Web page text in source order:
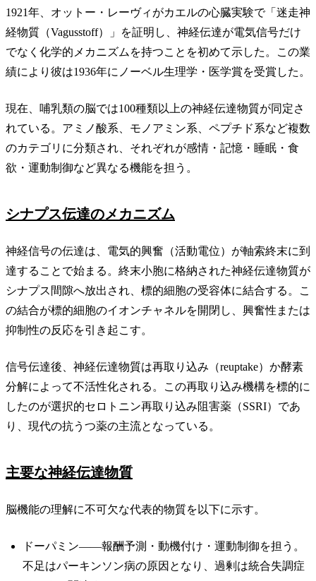
1921年、オットー・レーヴィがカエルの心臓実験で「迷走神
経物質（Vagusstoff）」を証明し、神経伝達が電気信号だけ
でなく化学的メカニズムを持つことを初めて示した。この業
績により彼は1936年にノーベル生理学・医学賞を受賞した。
現在、哺乳類の脳では100種類以上の神経伝達物質が同定さ
れている。アミノ酸系、モノアミン系、ペプチド系など複数
のカテゴリに分類され、それぞれが感情・記憶・睡眠・食
欲・運動制御など異なる機能を担う。
シナプス伝達のメカニズム
神経信号の伝達は、電気的興奮（活動電位）が軸索終末に到
達することで始まる。終末小胞に格納された神経伝達物質が
シナプス間隙へ放出され、標的細胞の受容体に結合する。こ
の結合が標的細胞のイオンチャネルを開閉し、興奮性または
抑制性の反応を引き起こす。
信号伝達後、神経伝達物質は再取り込み（reuptake）か酵素
分解によって不活性化される。この再取り込み機構を標的に
したのが選択的セロトニン再取り込み阻害薬（SSRI）であ
り、現代の抗うつ薬の主流となっている。
主要な神経伝達物質
脳機能の理解に不可欠な代表的物質を以下に示す。
ドーパミン——報酬予測・動機付け・運動制御を担う。
不足はパーキンソン病の原因となり、過剰は統合失調症